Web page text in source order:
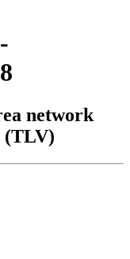
network
(TLV)